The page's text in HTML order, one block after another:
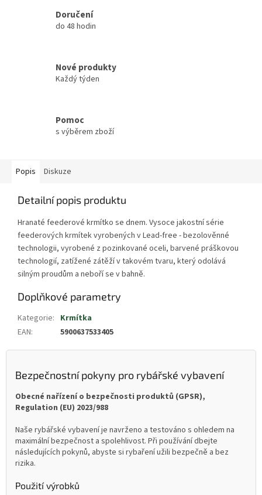
Doručení
do 48 hodin
Nové produkty
Každý týden
Pomoc
s výběrem zboží
Popis Diskuze
Detailní popis produktu
Hranaté feederové krmítko se dnem. Vysoce jakostní série
feederových krmítek vyrobených v Lead-free - bezolověnné
technologii, vyrobené z pozinkované oceli, barvené práškovou
technologií, zatížené zátěží v takovém tvaru, který odolává
silným proudům a neboří se v bahně.
Doplňkové parametry
Kategorie: Krmítka
EAN: 5900637533405
Bezpečnostní pokyny pro rybářské vybavení
Obecné nařízení o bezpečnosti produktů (GPSR),
Regulation (EU) 2023/988
Naše rybářské vybavení je navrženo a testováno s ohledem na
maximální bezpečnost a spolehlivost. Při používání dbejte
následujících pokynů, abyste si rybaření užili bezpečně a bez
rizika.
Použití výrobků